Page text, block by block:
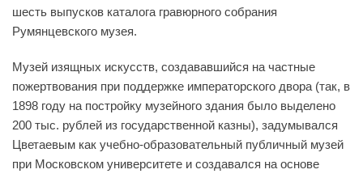
шесть выпусков каталога гравюрного собрания
Румянцевского музея.
Музей изящных искусств, создававшийся на частные
пожертвования при поддержке императорского двора (так, в
1898 году на постройку музейного здания было выделено
200 тыс. рублей из государственной казны), задумывался
Цветаевым как учебно-образовательный публичный музей
при Московском университете и создавался на основе